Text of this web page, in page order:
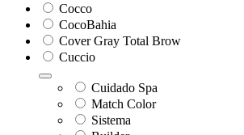
Cocco
CocoBahia
Cover Gray Total Brow
Cuccio
Cuidado Spa
Match Color
Sistema